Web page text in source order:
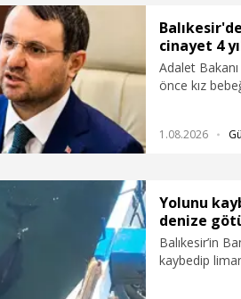
cinayet 4
Adalet
önce kız
1.08.2026
Yolunu
denize
Balıkesir’in
kaybedip